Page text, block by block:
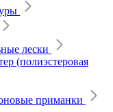
лески
(полиэстеровая
приманки